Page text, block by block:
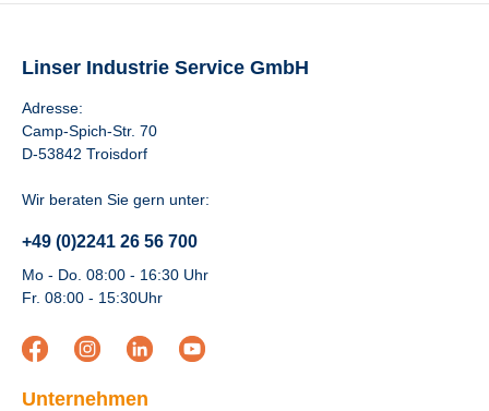
Linser Industrie Service GmbH
Adresse:
Camp-Spich-Str. 70
D-53842 Troisdorf
Wir beraten Sie gern unter:
+49 (0)2241 26 56 700
Mo - Do. 08:00 - 16:30 Uhr
Fr. 08:00 - 15:30Uhr
Unternehmen